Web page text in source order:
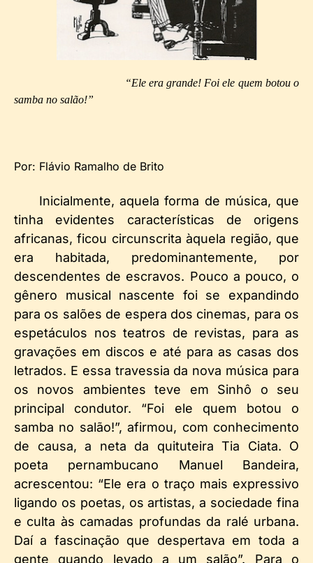
“Ele era grande! Foi ele quem botou o
samba no salão!”
Por: Flávio Ramalho de Brito
Inicialmente, aquela forma de música, que
tinha evidentes características de origens
africanas, ficou circunscrita àquela região, que
era habitada, predominantemente, por
descendentes de escravos. Pouco a pouco, o
gênero musical nascente foi se expandindo
para os salões de espera dos cinemas, para os
espetáculos nos teatros de revistas, para as
gravações em discos e até para as casas dos
letrados. E essa travessia da nova música para
os novos ambientes teve em Sinhô o seu
principal condutor. “Foi ele quem botou o
samba no salão!”, afirmou, com conhecimento
de causa, a neta da quituteira Tia Ciata. O
poeta pernambucano Manuel Bandeira,
acrescentou: “Ele era o traço mais expressivo
ligando os poetas, os artistas, a sociedade fina
e culta às camadas profundas da ralé urbana.
Daí a fascinação que despertava em toda a
gente quando levado a um salão”. Para o